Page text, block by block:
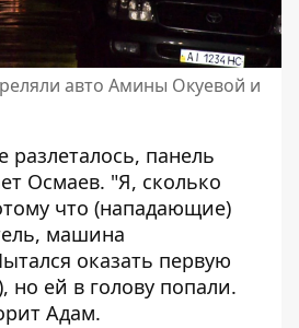
авто Амины Окуевой и
разлеталось, панель
Осмаев. "Я, сколько
что (нападающие)
машина
оказать первую
ей в голову попали.
Адам.